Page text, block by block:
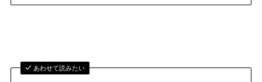
あわせて読みたい